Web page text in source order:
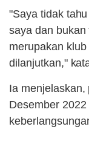
"Saya tidak
saya dan
merupakan
dilanjutkan,"
Ia
Desember